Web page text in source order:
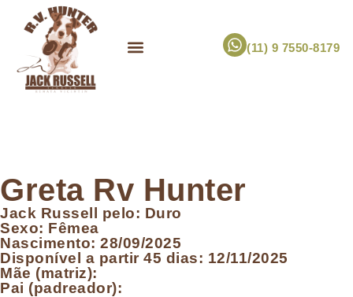
(11) 9 7550-8179
Greta Rv Hunter
Jack Russell pelo: Duro
Sexo: Fêmea
Nascimento: 28/09/2025
Disponível a partir 45 dias: 12/11/2025
Mãe (matriz):
Pai (padreador):